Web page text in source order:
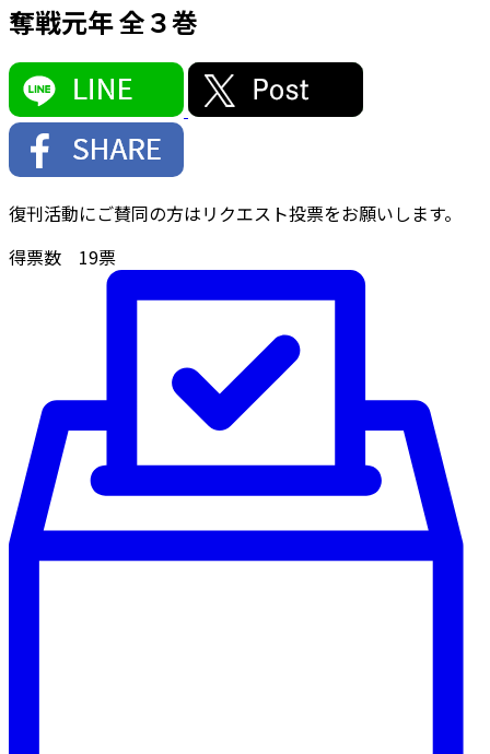
奪戦元年 全３巻
復刊活動にご賛同の方はリクエスト投票をお願いします。
得票数 19票